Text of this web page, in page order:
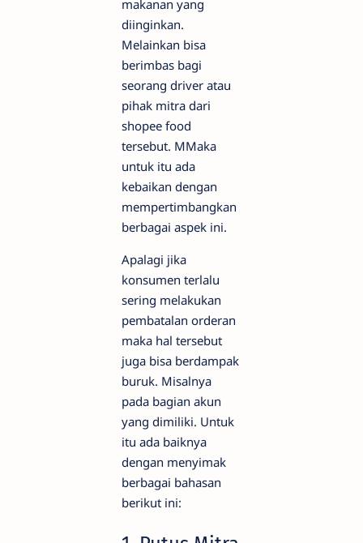
makanan yang
diinginkan.
Melainkan bisa
berimbas bagi
seorang driver atau
pihak mitra dari
shopee food
tersebut. MMaka
untuk itu ada
kebaikan dengan
mempertimbangkan
berbagai aspek ini.
Apalagi jika
konsumen terlalu
sering melakukan
pembatalan orderan
maka hal tersebut
juga bisa berdampak
buruk. Misalnya
pada bagian akun
yang dimiliki. Untuk
itu ada baiknya
dengan menyimak
berbagai bahasan
berikut ini: